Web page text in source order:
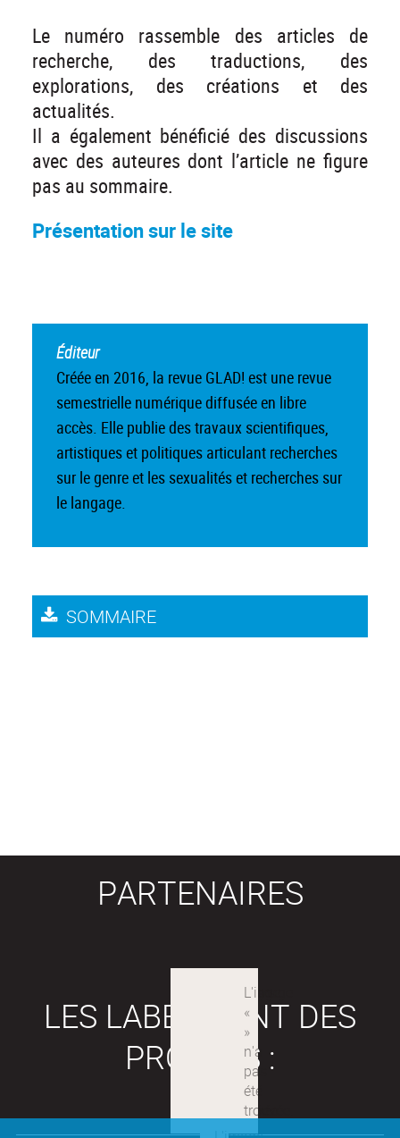
Le numéro rassemble des articles de
recherche, des traductions, des
explorations, des créations et des
actualités.
Il a également bénéficié des discussions
avec des auteures dont l’article ne figure
pas au sommaire.
Présentation sur le site
Éditeur
Créée en 2016, la revue GLAD! est une revue
semestrielle numérique diffusée en libre
accès. Elle publie des travaux scientifiques,
artistiques et politiques articulant recherches
sur le genre et les sexualités et recherches sur
le langage.
SOMMAIRE
PARTENAIRES
LES LABEX SONT DES
PROJETS :